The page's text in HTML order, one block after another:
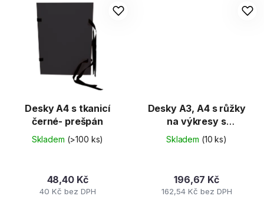
Desky A4 s tkanicí
černé- prešpán
Skladem (>100 ks)
40 Kč bez DPH
48,40 Kč
Desky A3, A4 s růžky
na výkresy s
gumičkou
Skladem (10 ks)
162,54 Kč bez DPH
196,67 Kč